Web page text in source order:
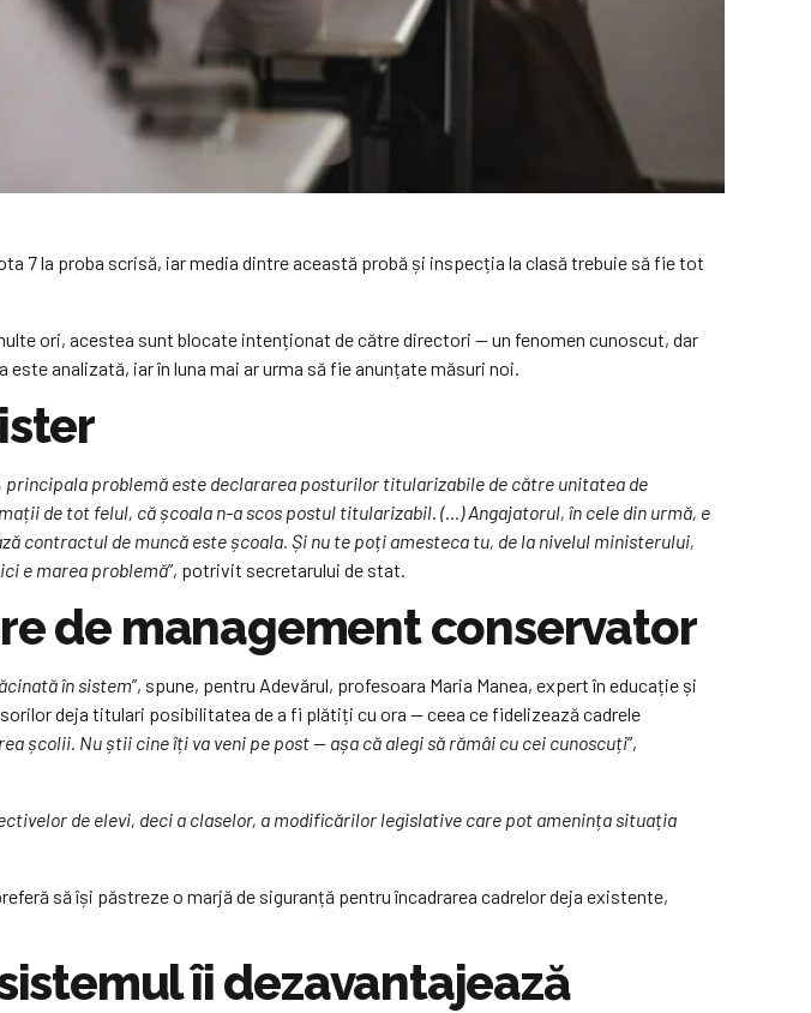
7 la proba scrisă, iar media dintre această probă și inspecția la clasă trebuie să fie tot
ori, acestea sunt blocate intenționat de către directori — un fenomen cunoscut, dar
analizată, iar în luna mai ar urma să fie anunțate măsuri noi.
principala problemă este declararea posturilor titularizabile de către unitatea de
de tot felul, că școala n-a scos postul titularizabil. (…) Angajatorul, în cele din urmă, e
contractul de muncă este școala. Și nu te poți amesteca tu, de la nivelul ministerului,
e marea problemă”, potrivit secretarului de stat.
de management conservator
în sistem”, spune, pentru Adevărul, profesoara Maria Manea, expert în educație și
deja titulari posibilitatea de a fi plătiți cu ora — ceea ce fidelizează cadrele
școlii. Nu știi cine îți va veni pe post — așa că alegi să rămâi cu cei cunoscuți”,
de elevi, deci a claselor, a modificărilor legislative care pot amenința situația
să își păstreze o marjă de siguranță pentru încadrarea cadrelor deja existente,
îi dezavantajează